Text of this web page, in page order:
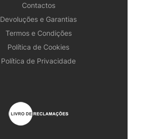
Contactos
Devoluções e Garantias
Termos e Condições
Política de Cookies
Política de Privacidade